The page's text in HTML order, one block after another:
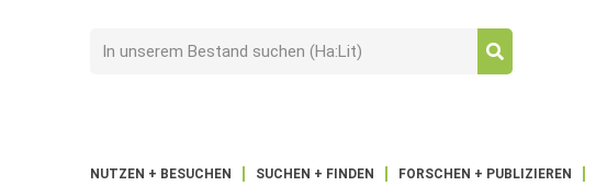
NUTZEN + BESUCHEN SUCHEN + FINDEN FORSCHEN + PUBLIZIEREN